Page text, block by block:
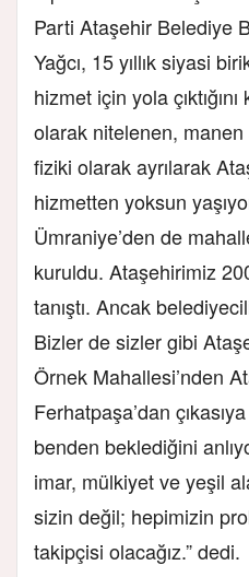
Parti Ataşehir Belediye
Yağcı, 15 yıllık siyasi
hizmet için yola
olarak nitelenen, manen
fiziki olarak ayrılarak
hizmetten yoksun
Ümraniye’den de
kuruldu. Ataşehirimiz
tanıştı. Ancak
Bizler de sizler gibi
Örnek Mahallesi’nden
Ferhatpaşa’dan
benden beklediğini
imar, mülkiyet ve yeşil
sizin değil; hepimizin
takipçisi olacağız.” dedi.